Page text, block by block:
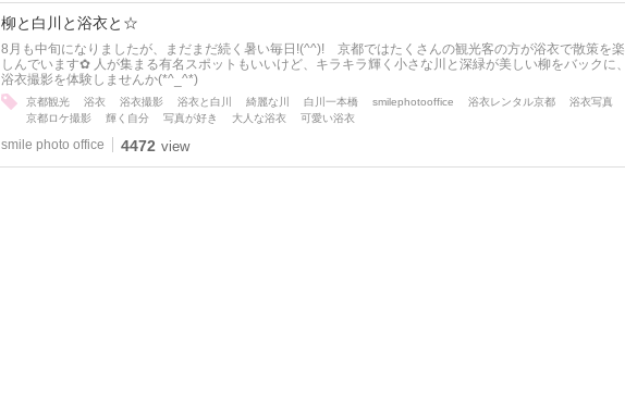
柳と白川と浴衣と☆
8月も中旬になりましたが、まだまだ続く暑い毎日!(^^)! 京都ではたくさんの観光客の方が浴衣で散策を楽
しんでいます✿ 人が集まる有名スポットもいいけど、キラキラ輝く小さな川と深緑が美しい柳をバックに、
浴衣撮影を体験しませんか(*^_^*)
京都観光 浴衣 浴衣撮影 浴衣と白川 綺麗な川 白川一本橋 smilephotooffice 浴衣レンタル京都
浴衣写真
京都ロケ撮影
輝く自分 写真が好き 大人な浴衣 可愛い浴衣
smile photo office 4472 view